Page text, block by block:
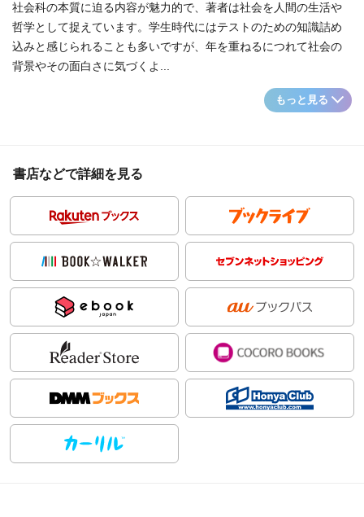
社会科の本質に迫る内容が魅力的で、著者は社会を人間の生活や
哲学として捉えています。学生時代にはテストのための知識詰め
込みと感じられることも多いですが、年を重ねるにつれて社会の
背景やその面白さに気づくよ...
もっと見る
書店などで詳細を見る